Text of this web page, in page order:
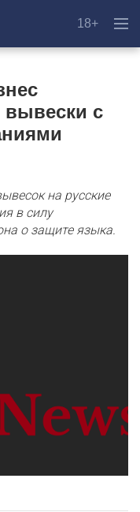
18+
вывески с
на русские
в силу
о защите языка.